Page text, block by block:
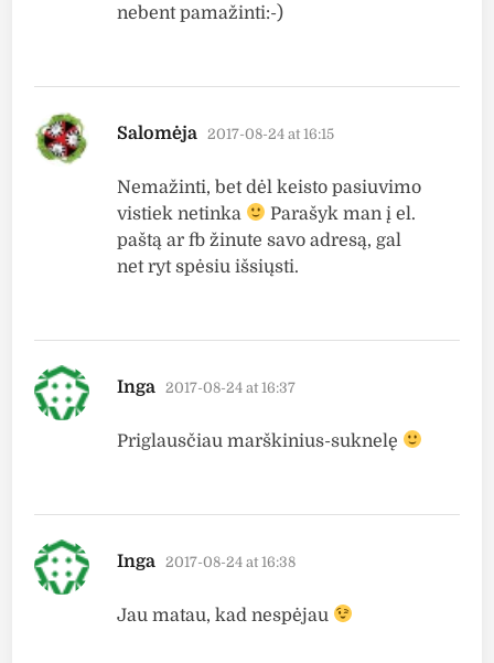
nebent pamažinti:-)
Salomėja says:
2017-08-24 at 16:15
Nemažinti, bet dėl keisto pasiuvimo
vistiek netinka
Parašyk man į el.
paštą ar fb žinute savo adresą, gal
net ryt spėsiu išsiųsti.
Inga says:
2017-08-24 at 16:37
Priglausčiau marškinius-suknelę
Inga says:
2017-08-24 at 16:38
Jau matau, kad nespėjau